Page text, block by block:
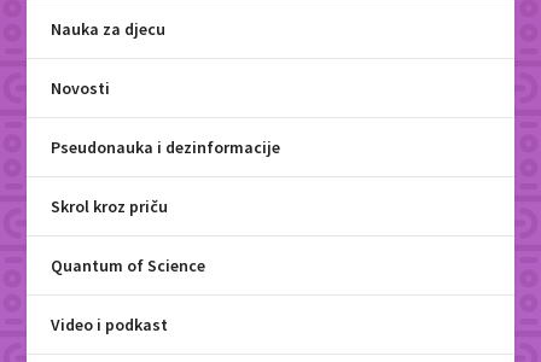
Nauka za djecu
Novosti
Pseudonauka i dezinformacije
Skrol kroz priču
Quantum of Science
Video i podkast